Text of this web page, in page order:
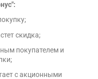
скидка;
покупателем и
с акционными